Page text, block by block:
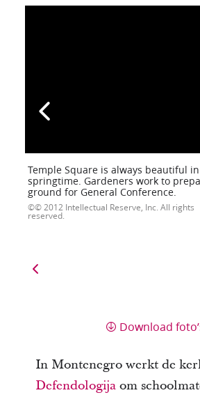
Temple Square is always beautiful
springtime. Gardeners work to
ground for General Conference.
© 2012 Intellectual Reserve, Inc. All rights
reserved.
Download
In Montenegro werkt de
Defendologijaom